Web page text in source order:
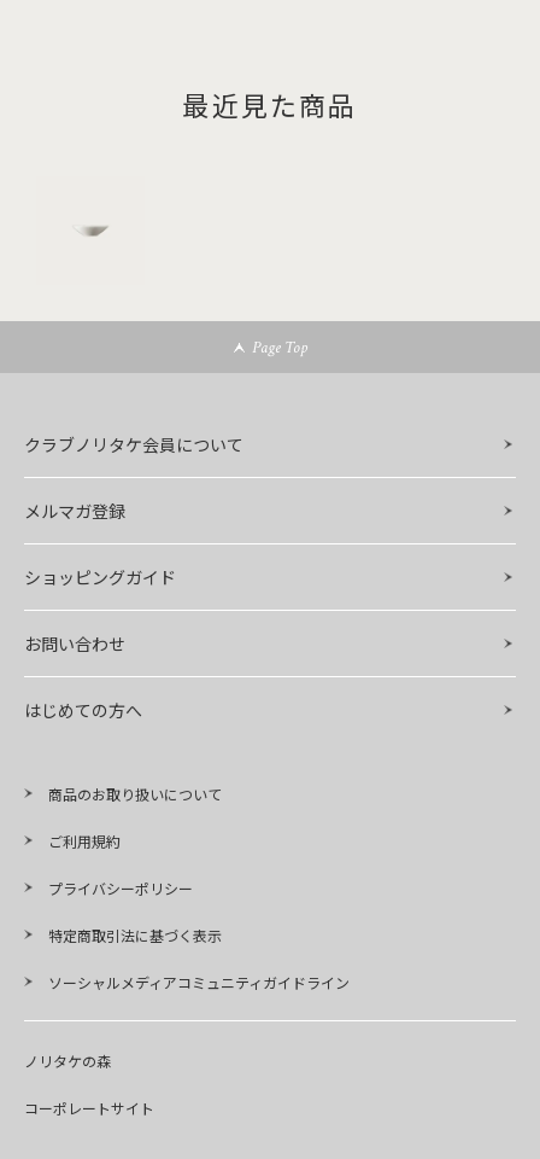
最近見た商品
Page Top
クラブノリタケ会員について
メルマガ登録
ショッピングガイド
お問い合わせ
はじめての方へ
商品のお取り扱いについて
ご利用規約
プライバシーポリシー
特定商取引法に基づく表示
ソーシャルメディアコミュニティガイドライン
ノリタケの森
コーポレートサイト